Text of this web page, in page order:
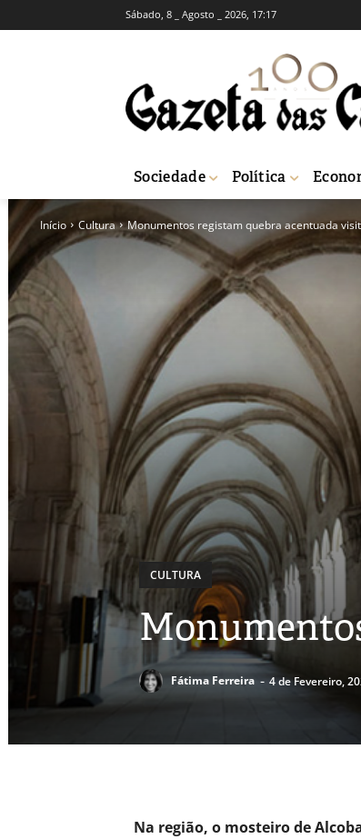
Sábado, 8 _ Agosto _ 2026, 17:17
Sociedade Política
Início Cultura Monumentos registam quebra acentuada
CULTURA
Fátima Ferreira - 4 de Fevereiro,
Na região, o mosteiro de